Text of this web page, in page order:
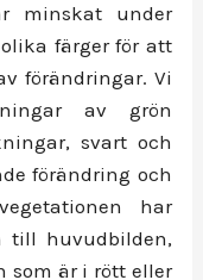
minskat under
färger för att
förändringar. Vi
av grön
svart och
förändring och
har
till huvudbilden,
som är i rött eller